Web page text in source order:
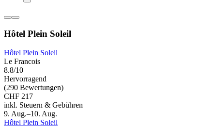
Hôtel Plein Soleil
Hôtel Plein Soleil
Le Francois
8.8/10
Hervorragend
(290 Bewertungen)
CHF 217
inkl. Steuern & Gebühren
9. Aug.–10. Aug.
Hôtel Plein Soleil